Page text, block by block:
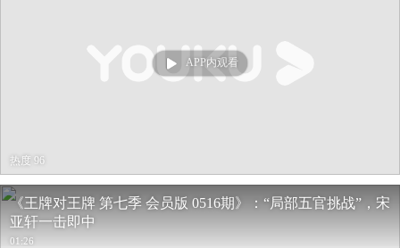
APP内观看
热度 96
《王牌对王牌 第七季 会员版 0516期》：“局部五官挑战”，宋
亚轩一击即中
01:26